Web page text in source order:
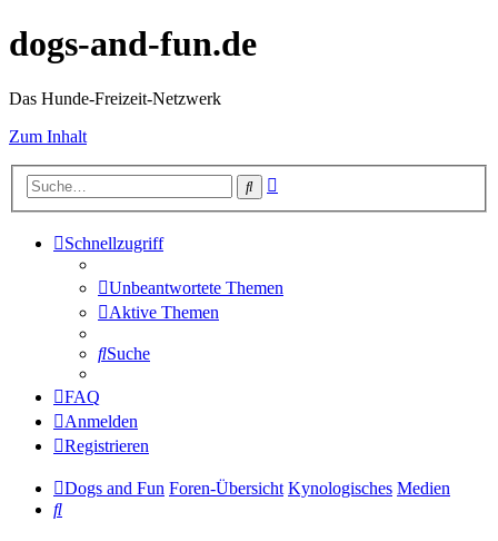
dogs-and-fun.de
Das Hunde-Freizeit-Netzwerk
Zum Inhalt
Suche
Schnellzugriff
Unbeantwortete Themen
Aktive Themen
Suche
FAQ
Anmelden
Registrieren
Dogs and Fun Foren-Übersicht Kynologisches Medien
Suche